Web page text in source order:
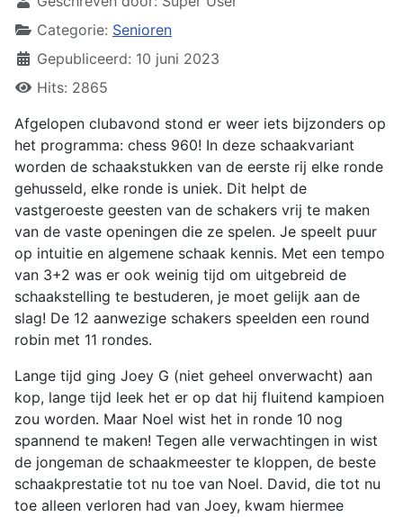
Categorie: Senioren
Gepubliceerd: 10 juni 2023
Hits: 2865
Afgelopen clubavond stond er weer iets bijzonders op
het programma: chess 960! In deze schaakvariant
worden de schaakstukken van de eerste rij elke ronde
gehusseld, elke ronde is uniek. Dit helpt de
vastgeroeste geesten van de schakers vrij te maken
van de vaste openingen die ze spelen. Je speelt puur
op intuitie en algemene schaak kennis. Met een tempo
van 3+2 was er ook weinig tijd om uitgebreid de
schaakstelling te bestuderen, je moet gelijk aan de
slag! De 12 aanwezige schakers speelden een round
robin met 11 rondes.
Lange tijd ging Joey G (niet geheel onverwacht) aan
kop, lange tijd leek het er op dat hij fluitend kampioen
zou worden. Maar Noel wist het in ronde 10 nog
spannend te maken! Tegen alle verwachtingen in wist
de jongeman de schaakmeester te kloppen, de beste
schaakprestatie tot nu toe van Noel. David, die tot nu
toe alleen verloren had van Joey, kwam hiermee